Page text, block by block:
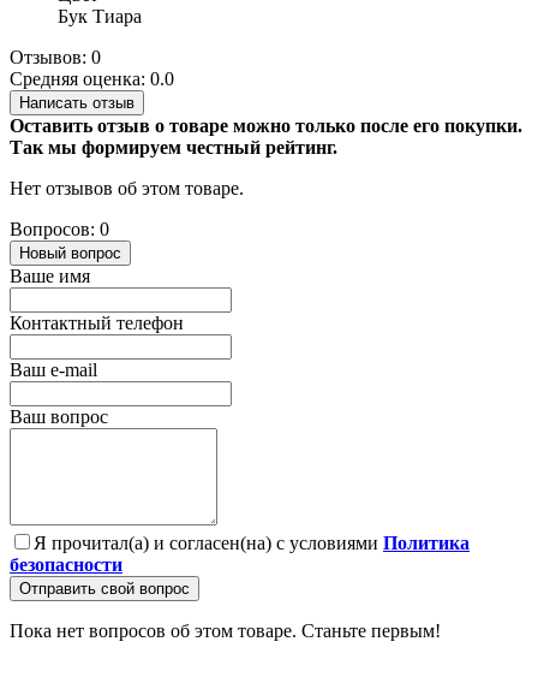
Бук Тиара
Отзывов: 0
Средняя оценка: 0.0
Написать отзыв
Оставить отзыв о товаре можно только после его покупки.
Так мы формируем честный рейтинг.
Нет отзывов об этом товаре.
Вопросов: 0
Новый вопрос
Ваше имя
Контактный телефон
Ваш e-mail
Ваш вопрос
Я прочитал(а) и согласен(на) с условиями Политика
безопасности
Отправить свой вопрос
Пока нет вопросов об этом товаре. Станьте первым!